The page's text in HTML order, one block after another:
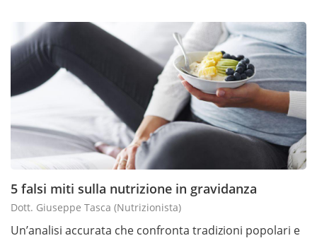
5 falsi miti sulla nutrizione in gravidanza
Dott. Giuseppe Tasca (nutrizionista)
Un’analisi accurata che confronta tradizioni popolari e